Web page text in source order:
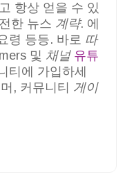
항상 얻을 수 있
한 뉴스 계략. 에
령 등등. 바로 따
및 채널 유튜
티에 가입하세
, 커뮤니티 게이